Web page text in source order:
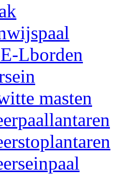
Lborden
masten